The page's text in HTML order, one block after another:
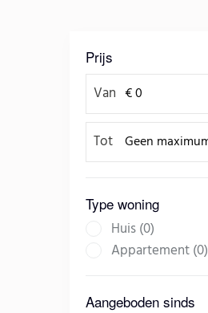
Prijs
Van
Tot
Type woning
Huis (0)
Appartement (0)
Aangeboden sinds